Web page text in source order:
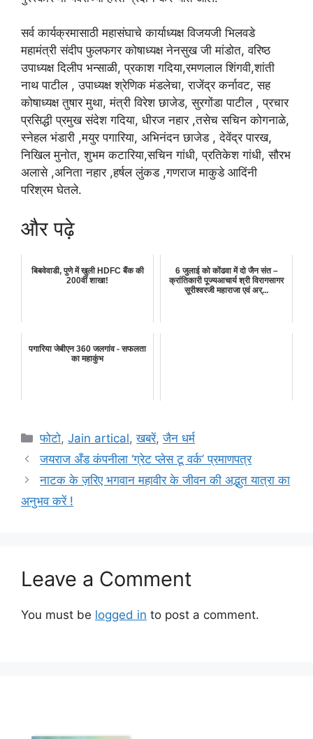
सर्व कार्यक्रमासाठी महासंघाचे कार्याध्यक्ष विजयजी भिलवडे
महामंत्री संदीप फुलफगर कोषाध्यक्ष नेनसुख जी मांडोत, वरिष्ठ
उपाध्यक्ष दिलीप भन्साळी, प्रकाश गदिया,रमणलाल शिंगवी,शांती
नाथ पाटील , उपाध्यक्ष श्रेणिक मंडलेचा, राजेंद्र कर्नावट, सह
कोषाध्यक्ष तुषार मुथा, मंत्री विरेश छाजेड, सुरगोंडा पाटील , प्रचार
प्रसिद्धी प्रमुख संदेश गदिया, धीरज नहार ,तसेच सचिन कोगनाळे,
स्नेहल भंडारी ,मयुर पगारिया, अभिनंदन छाजेड , देवेंद्र पारख,
निखिल मुनोत, शुभम कटारिया,सचिन गांधी, प्रतिकेश गांधी, सौरभ
अलासे ,अनिता नहार ,हर्षल लुंकड ,गणराज माकुडे आदिंनी
परिश्रम घेतले.
और पढ़े
बिबवेवाडी, पुणे में खुली HDFC बैंक की
200वीं शाखा!
6 जुलाई को कोंढवा में दो जैन संत –
क्रांतिकारी पूज्यआचार्य श्री विरागसागर
सूरीश्वरजी महाराजा एवं अर्...
पगारिया जेबीएन 360 जलगांव - सफलता
का महाकुंभ
Categories
फोटो,Jain artical,खबरें,जैन धर्म
जयराज अँड कंपनीला ‘ग्रेट प्लेस टू वर्क’ प्रमाणपत्र
नाटक के ज़रिए भगवान महावीर के जीवन की अद्भुत यात्रा का
अनुभव करें !
Leave a Comment
You must be logged in to post a comment.